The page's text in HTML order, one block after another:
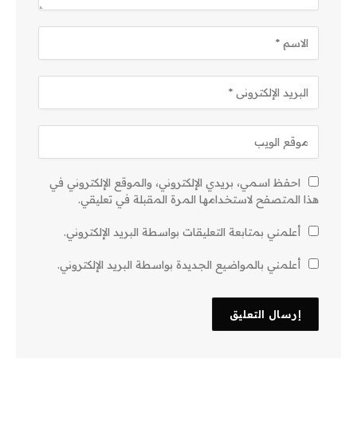
احفظ اسمي، بريدي الإلكتروني، والموقع الإلكتروني في
هذا المتصفح لاستخدامها المرة المقبلة في تعليقي.
أعلمني بمتابعة التعليقات بواسطة البريد الإلكتروني.
أعلمني بالمواضيع الجديدة بواسطة البريد الإلكتروني.